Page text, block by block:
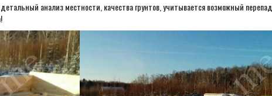
анализ местности, качества грунтов, учитывается возможный